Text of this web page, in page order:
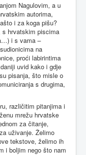
Nagulovim, a u
autorima,
i za koga pišu?
s hrvatskim piscima
i s vama –
na
proći labirintima
uvid kako i gdje
pisanja, što misle o
s drugima,
različitim pitanjima i
mrežu hrvatske
za čitanje,
uživanje. Želimo
tekstove, želimo ih
i boljim nego što nam